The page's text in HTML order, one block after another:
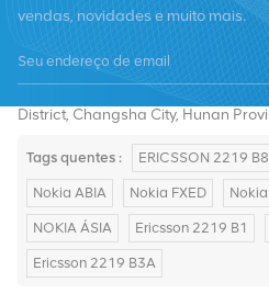
vendas, novidades e muito mais.
E-mail :
Endereço : 2506 Xidi Building, No.
District, Changsha City, Hunan
Tags quentes : ERICSSON 2219
Nokia ABIA Nokia FXED Nokia
NOKIA ÁSIA Ericsson 2219 B1
Ericsson 2219 B3A